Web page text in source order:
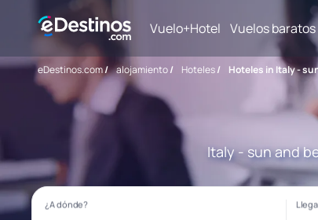
Vuelo+Hotel Vuelos baratos
eDestinos.com/ alojamiento/ Hoteles/ Hoteles in Italy -
Italy - sun and